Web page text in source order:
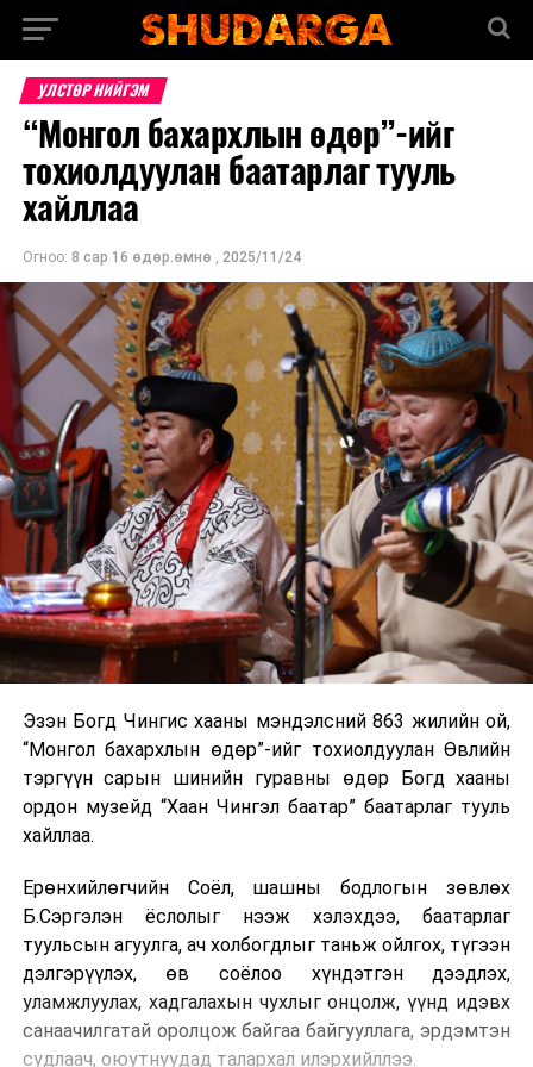
УЛСТӨР НИЙГЭМ
“Монгол бахархлын өдөр”-ийг
тохиолдуулан баатарлаг тууль
хайллаа
Огноо: 8 сар 16 өдөр.өмнө , 2025/11/24
Эзэн Богд Чингис хааны мэндэлсний 863 жилийн ой,
“Монгол бахархлын өдөр”-ийг тохиолдуулан Өвлийн
тэргүүн сарын шинийн гуравны өдөр Богд хааны
ордон музейд “Хаан Чингэл баатар” баатарлаг тууль
хайллаа.
Ерөнхийлөгчийн Соёл, шашны бодлогын зөвлөх
Б.Сэргэлэн ёслолыг нээж хэлэхдээ, баатарлаг
туульсын агуулга, ач холбогдлыг таньж ойлгох, түгээн
дэлгэрүүлэх, өв соёлоо хүндэтгэн дээдлэх,
уламжлуулах, хадгалахын чухлыг онцолж, үүнд идэвх
санаачилгатай оролцож байгаа байгууллага, эрдэмтэн
судлаач, оюутнуудад талархал илэрхийллээ.